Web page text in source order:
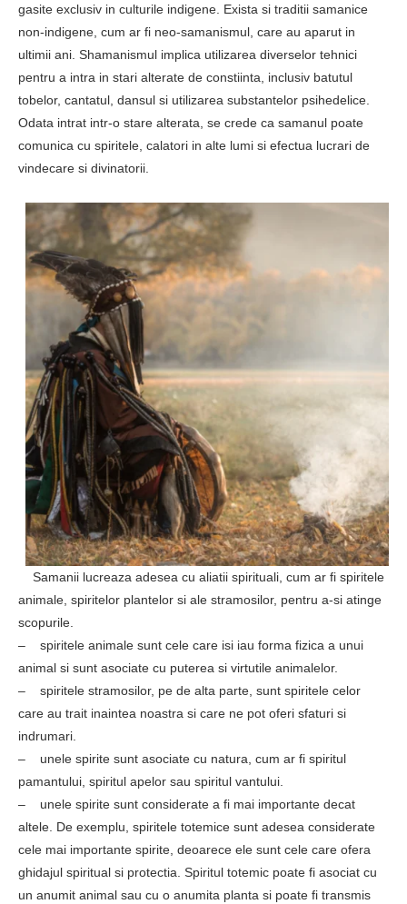
gasite exclusiv in culturile indigene. Exista si traditii samanice
non-indigene, cum ar fi neo-samanismul, care au aparut in
ultimii ani. Shamanismul implica utilizarea diverselor tehnici
pentru a intra in stari alterate de constiinta, inclusiv batutul
tobelor, cantatul, dansul si utilizarea substantelor psihedelice.
Odata intrat intr-o stare alterata, se crede ca samanul poate
comunica cu spiritele, calatori in alte lumi si efectua lucrari de
vindecare si divinatorii.
Samanii lucreaza adesea cu aliatii spirituali, cum ar fi spiritele
animale, spiritelor plantelor si ale stramosilor, pentru a-si atinge
scopurile.
– spiritele animale sunt cele care isi iau forma fizica a unui
animal si sunt asociate cu puterea si virtutile animalelor.
– spiritele stramosilor, pe de alta parte, sunt spiritele celor
care au trait inaintea noastra si care ne pot oferi sfaturi si
indrumari.
– unele spirite sunt asociate cu natura, cum ar fi spiritul
pamantului, spiritul apelor sau spiritul vantului.
– unele spirite sunt considerate a fi mai importante decat
altele. De exemplu, spiritele totemice sunt adesea considerate
cele mai importante spirite, deoarece ele sunt cele care ofera
ghidajul spiritual si protectia. Spiritul totemic poate fi asociat cu
un anumit animal sau cu o anumita planta si poate fi transmis